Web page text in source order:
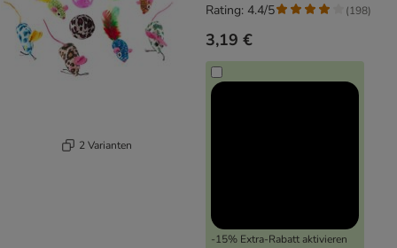
2 Varianten
3,19 €
-15% Extra-Rabatt aktivieren
Rating: 4.4/5 (198)